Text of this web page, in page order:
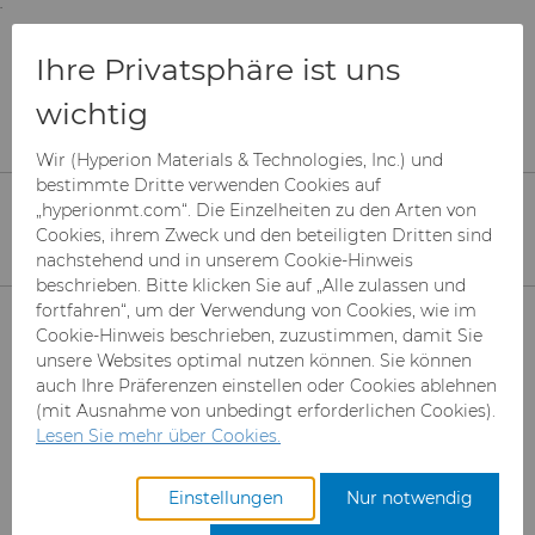
;
and information are based on this region.
Produkte
Superabrasive Schleifmittel
Mesh CBN
Mikron-CBN-Pulver
Can Tooling
Cupper Press Tooling-
Lösungen
Hartmetallstäbe
Branchen & Anwendungen
Luft- und Raumfahrt
Automotive-Werkzeuge
Leistungen
Registrieren Sie sich für den
Zugang zum Hyperion
BZN™ VS-Serie
Hyperion Materials & Technologies neueste
Ergänzung der BZN™-Familie aus polykristallinen
kubischen Bornitrid (PCBN)-Sorten ist die VS-Serie.
Ihre Privatsphäre ist uns
wichtig
Wir (Hyperion Materials & Technologies, Inc.) und
bestimmte Dritte verwenden Cookies auf
„hyperionmt.com“. Die Einzelheiten zu den Arten von
Cookies, ihrem Zweck und den beteiligten Dritten sind
nachstehend und in unserem Cookie-Hinweis
beschrieben. Bitte klicken Sie auf „Alle zulassen und
fortfahren“, um der Verwendung von Cookies, wie im
Cookie-Hinweis beschrieben, zuzustimmen, damit Sie
unsere Websites optimal nutzen können. Sie können
auch Ihre Präferenzen einstellen oder Cookies ablehnen
(mit Ausnahme von unbedingt erforderlichen Cookies).
Lesen Sie mehr über Cookies.
Einstellungen Nur notwendig